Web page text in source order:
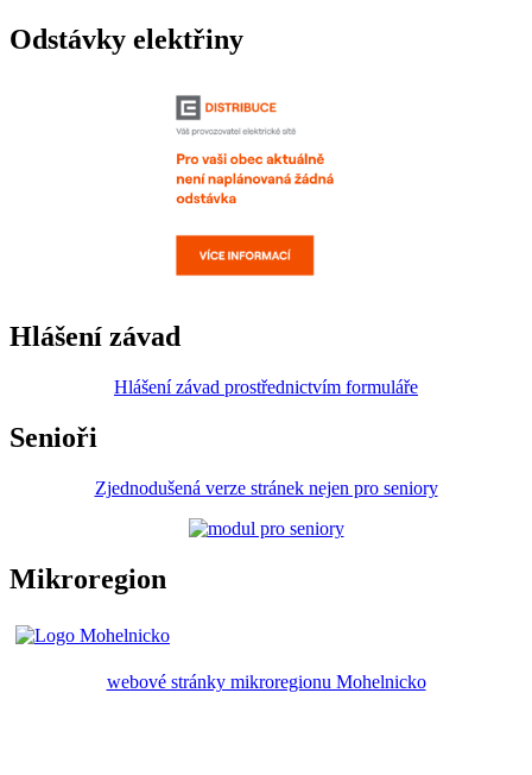
Odstávky elektřiny
Hlášení závad
Hlášení závad prostřednictvím formuláře
Senioři
Zjednodušená verze stránek nejen pro seniory
Mikroregion
webové stránky mikroregionu Mohelnicko